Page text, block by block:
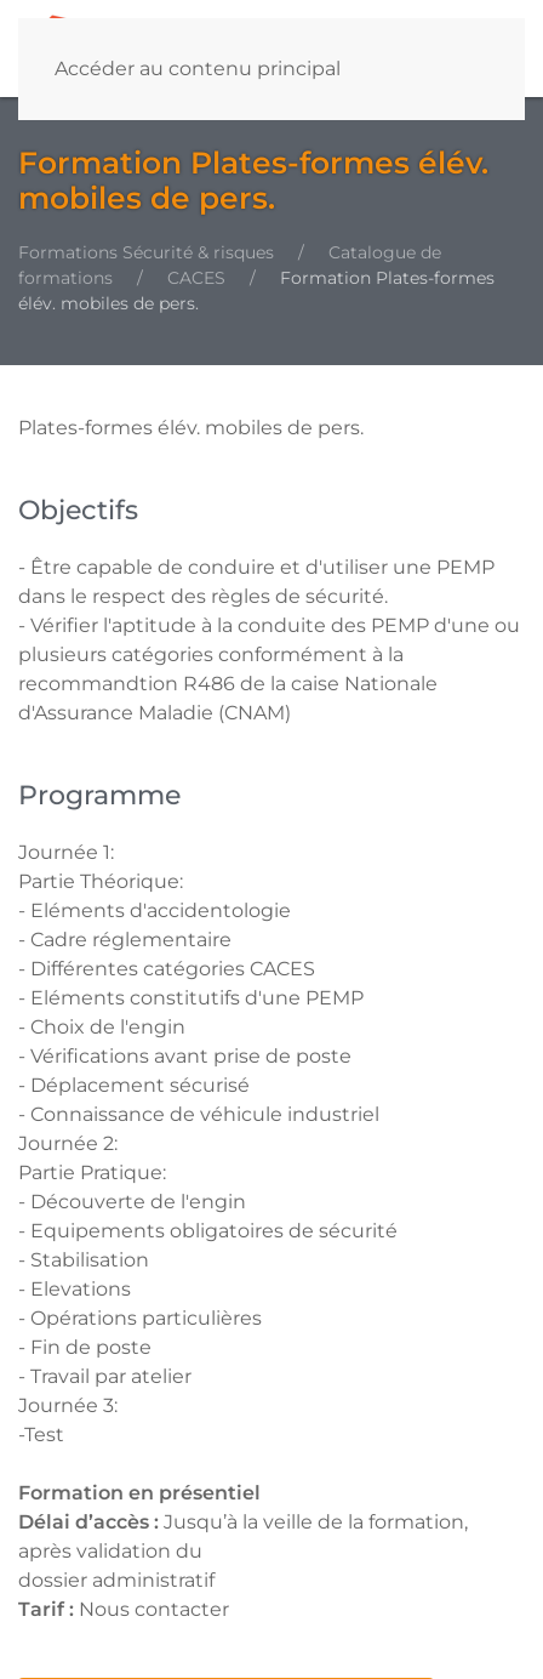
Accéder au contenu principal
Formation Plates-formes élév.
mobiles de pers.
Formations Sécurité & risques
Catalogue de
formations
CACES
Formation Plates-formes
élév. mobiles de pers.
Plates-formes élév. mobiles de pers.
Objectifs
- Être capable de conduire et d'utiliser une PEMP
dans le respect des règles de sécurité.
- Vérifier l'aptitude à la conduite des PEMP d'une ou
plusieurs catégories conformément à la
recommandtion R486 de la caise Nationale
d'Assurance Maladie (CNAM)
Programme
Journée 1:
Partie Théorique:
- Eléments d'accidentologie
- Cadre réglementaire
- Différentes catégories CACES
- Eléments constitutifs d'une PEMP
- Choix de l'engin
- Vérifications avant prise de poste
- Déplacement sécurisé
- Connaissance de véhicule industriel
Journée 2:
Partie Pratique:
- Découverte de l'engin
- Equipements obligatoires de sécurité
- Stabilisation
- Elevations
- Opérations particulières
- Fin de poste
- Travail par atelier
Journée 3:
-Test
Formation en présentiel
Délai d’accès : Jusqu’à la veille de la formation,
après validation du
dossier administratif
Tarif : Nous contacter